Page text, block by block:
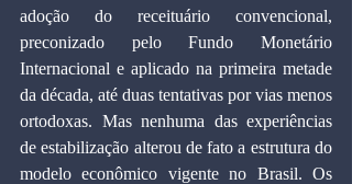
adoção do receituário convencional,
preconizado pelo Fundo Monetário
Internacional e aplicado na primeira metade
da década, até duas tentativas por vias menos
ortodoxas. Mas nenhuma das experiências
de estabilização alterou de fato a estrutura do
modelo econômico vigente no Brasil. Os